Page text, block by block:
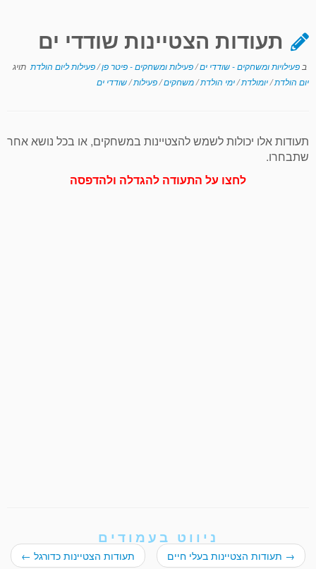
תעודות הצטיינות שודדי ים
ב פעילויות ומשחקים - שודדי ים/פעילות ומשחקים - פיטר פן/פעילות ליום הולדת תויג
יום הולדת/יומולדת/ימי הולדת/משחקים/פעילות/שודדי ים
תעודות אלו יכולות לשמש להצטיינות במשחקים, או בכל נושא אחר
שתבחרו.
לחצו על התעודה להגדלה ולהדפסה
ניווט בעמודים
→ תעודות הצטיינות בעלי חיים תעודות הצטיינות כדורגל ←